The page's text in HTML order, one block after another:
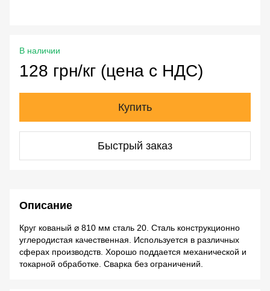
В наличии
128 грн/кг (цена с НДС)
Купить
Быстрый заказ
Описание
Круг кованый ⌀ 810 мм сталь 20. Сталь конструкционно
углеродистая качественная. Используется в различных
сферах производств. Хорошо поддается механической и
токарной обработке. Сварка без ограничений.